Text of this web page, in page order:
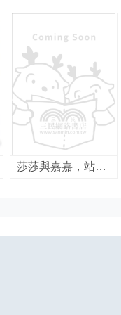
莎莎與嘉嘉，站起來 / 彭樹君著.